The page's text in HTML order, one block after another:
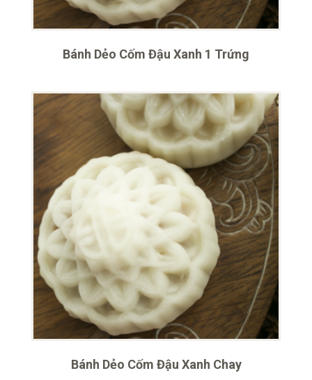
Bánh Dẻo Cốm Đậu Xanh 1 Trứng
Bánh Dẻo Cốm Đậu Xanh Chay